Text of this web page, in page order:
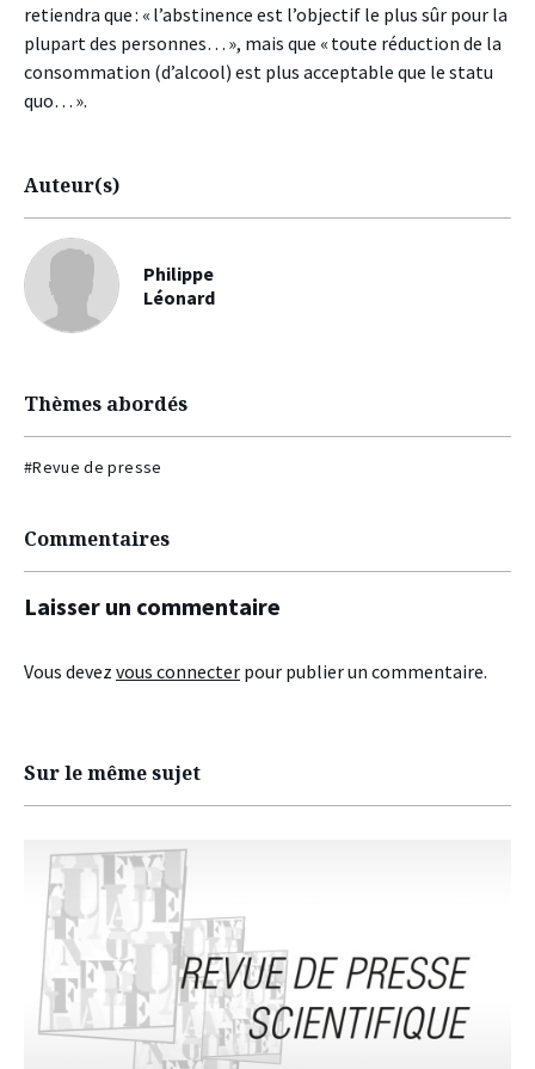
retiendra que : « l’abstinence est l’objectif le plus sûr pour la
plupart des personnes… », mais que « toute réduction de la
consommation (d’alcool) est plus acceptable que le statu
quo… ».
Auteur(s)
Philippe
Léonard
Thèmes abordés
#Revue de presse
Commentaires
Laisser un commentaire
Vous devez vous connecter pour publier un commentaire.
Sur le même sujet